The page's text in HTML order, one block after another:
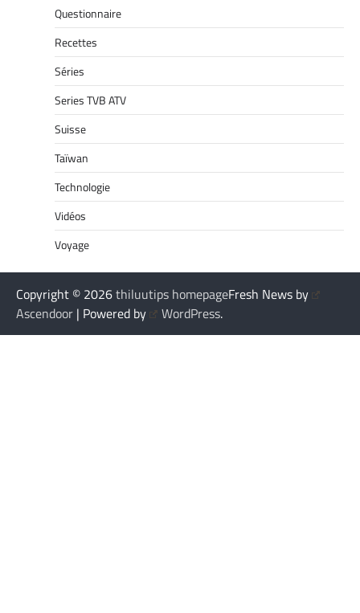
Questionnaire
Recettes
Séries
Series TVB ATV
Suisse
Taïwan
Technologie
Vidéos
Voyage
Copyright © 2026thiluutips homepageFresh News by
Ascendoor | Powered by WordPress.